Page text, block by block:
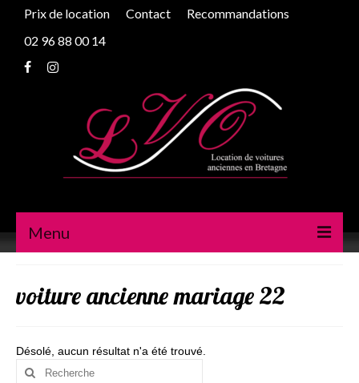
Prix de location Contact
Recommandations
02 96 88 00 14
Menu
Traction
Contact
voiture ancienne mariage 22
Désolé, aucun résultat n'a été trouvé.
Rechercher